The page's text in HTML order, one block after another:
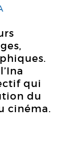
qui
du
cinéma.